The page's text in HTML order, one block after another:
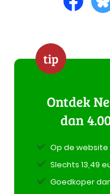
tip
Ontdek
dan
Op de website
Slechts 13,49
Goedkoper